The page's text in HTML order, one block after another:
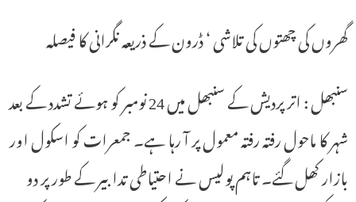
گھروں کی چھتوں کی تلاشی ‘ ڈرون کے ذریعہ نگرانی کا فیصلہ
سنبھل : اتر پردیش کے سنبھل میں 24 نومبر کو ہوئے تشدد کے بعد
شہر کا ماحول رفتہ رفتہ معمول پر آ رہا ہے۔ جمعرات کو اسکول اور
بازار کھل گئے۔ تاہم پولیس نے احتیاطی تدابیر کے طور پر دو